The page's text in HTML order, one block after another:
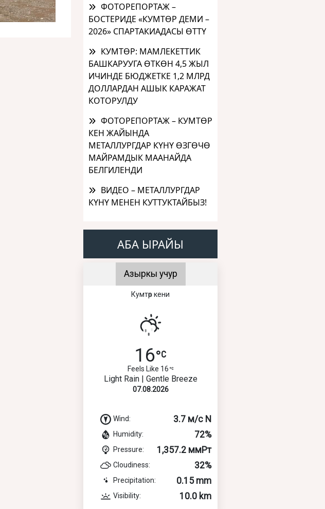
ФОТОРЕПОРТАЖ –
БОСТЕРИДЕ «КУМТӨР ДЕМИ –
2026» СПАРТАКИАДАСЫ ӨТТҮ
КУМТӨР: МАМЛЕКЕТТИК
БАШКАРУУГА ӨТКӨН 4,5 ЖЫЛ
ИЧИНДЕ БЮДЖЕТКЕ 1,2 МЛРД
ДОЛЛАРДАН АШЫК КАРАЖАТ
КОТОРУЛДУ
ФОТОРЕПОРТАЖ – КУМТӨР
КЕН ЖАЙЫНДА
МЕТАЛЛУРГДАР КҮНҮ ӨЗГӨЧӨ
МАЙРАМДЫК МААНАЙДА
БЕЛГИЛЕНДИ
ВИДЕО – МЕТАЛЛУРГДАР
КҮНҮ МЕНЕН КУТТУКТАЙБЫЗ!
АБА ЫРАЙЫ
Азыркы учур
Кумтөр кени
16
Feels Like 16
Light Rain | Gentle Breeze
07.08.2026
Wind: 3.7 м/с N
Humidity: 72%
Pressure: 1,357.2 ммРт
Cloudiness: 32%
Precipitation: 0.15 mm
Visibility: 10.0 km